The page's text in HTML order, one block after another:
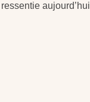
aujourd’hui